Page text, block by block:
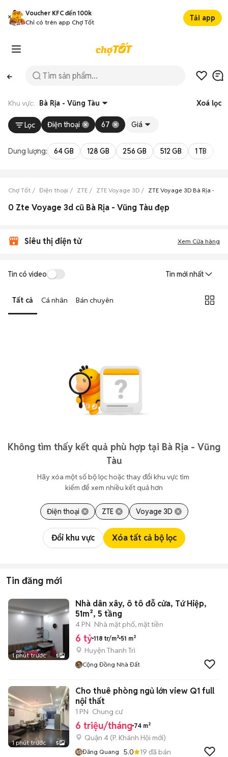
Voucher KFC đến 100k
Chỉ có trên app Chợ Tốt
Tải app
Khu vực: Bà Rịa - Vũng Tàu Xoá lọc
Lọc Điện thoại 67 Giá
Dung lượng: 64 GB 128 GB 256 GB 512 GB 1 TB
Chợ Tốt Điện thoại ZTE ZTE Voyage 3D ZTE Voyage 3D Bà Rịa -
0 Zte Voyage 3d cũ Bà Rịa - Vũng Tàu đẹp
Siêu thị điện tử Xem Cửa hàng
Tin có video Tin mới nhất
Tất cả Cá nhân Bán chuyên
Không tìm thấy kết quả phù hợp tại Bà Rịa - Vũng
Tàu
Hãy xóa một số bộ lọc hoặc thay đổi khu vực tìm
kiếm để xem nhiều kết quả hơn
Điện thoại ZTE Voyage 3D
Đổi khu vực Xóa tất cả bộ lọc
Tin đăng mới
1 phút trước 5
Nhà dân xây, ô tô đỗ cửa, Tứ Hiệp,
51m², 5 tầng
4 PN Nhà mặt phố, mặt tiền
6 tỷ 118 tr/m² 51 m²
Huyện Thanh Trì
Cộng Đồng Nhà Đất
1 phút trước 5
Cho thuê phòng ngủ lớn view Q1 full
nội thất
1 PN Chung cư
6 triệu/tháng 74 m²
Quận 4 (P. Khánh Hội mới)
Đăng Quang 5.0 19 đã bán